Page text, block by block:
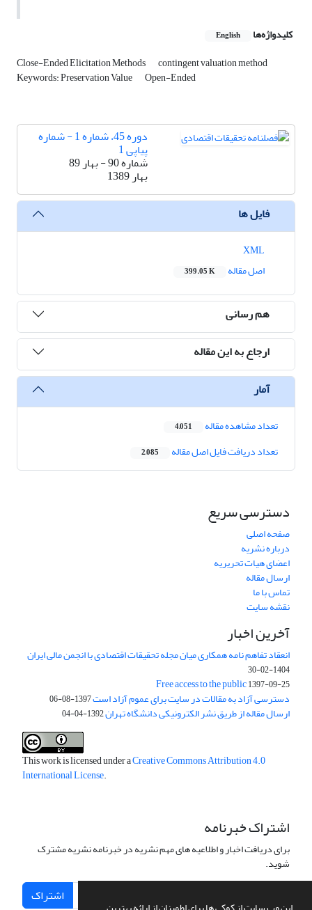
کلیدواژه‌ها English
Close-Ended Elicitation Methods contingent valuation method
Keywords: Preservation Value Open-Ended
دوره 45، شماره 1 - شماره
پیاپی 1
شماره 90 - بهار 89
بهار 1389
فایل ها
اصل مقاله
399.05 K
هم رسانی
ارجاع به این مقاله
آمار
تعداد مشاهده مقاله 4,051
تعداد دریافت فایل اصل مقاله 2,085
دسترسی سریع
صفحه اصلی
درباره نشریه
اعضای هیات تحریریه
ارسال مقاله
تماس با ما
نقشه سایت
آخرین اخبار
انعقاد تفاهم نامه همکاری میان مجله تحقیقات اقتصادی با انجمن مالی ایران
1404-02-30
Free access to the public1397-09-25
دسترسی آزاد به مقالات در سایت برای عموم آزاد است1397-08-06
ارسال مقاله از طریق نشر الکترونیکی دانشگاه تهران1392-04-04
This work is licensed under aCreative Commons Attribution 4.0
International License.
اشتراک خبرنامه
برای دریافت اخبار و اطلاعیه های مهم نشریه در خبرنامه نشریه مشترک
شوید.
اشتراک